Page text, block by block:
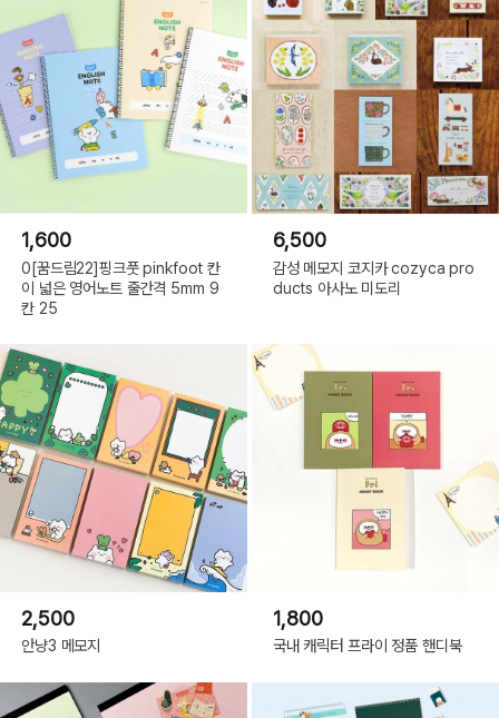
1,600
0[꿈드림22]핑크풋 pinkfoot 칸
이 넓은 영어노트 줄간격 5mm 9
칸 25
6,500
감성 메모지 코지카 cozyca pro
ducts 아사노 미도리
2,500
안냥3 메모지
1,800
국내 캐릭터 프라이 정품 핸디북